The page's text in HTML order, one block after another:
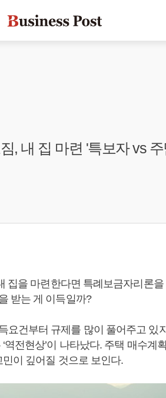
, 내 집 마련 '특보자 vs
집을 마련한다면 특례보금자리론
받는 게 이득일까?
요건부터 규제를 많이 풀어주고 있
역전현상’이 나타났다. 주택 매수계
이 깊어질 것으로 보인다.